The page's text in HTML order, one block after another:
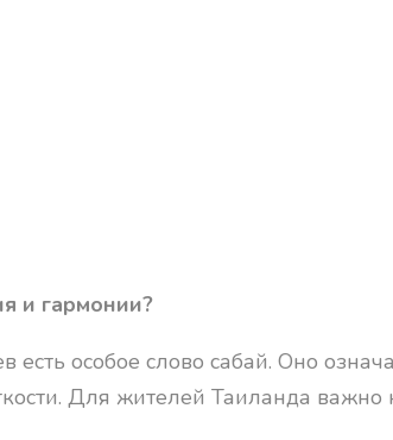
и гармонии?
есть особое слово сабай. Оно
Для жителей Таиланда